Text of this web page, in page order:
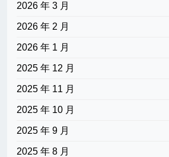
2026 年 3 月
2026 年 2 月
2026 年 1 月
2025 年 12 月
2025 年 11 月
2025 年 10 月
2025 年 9 月
2025 年 8 月